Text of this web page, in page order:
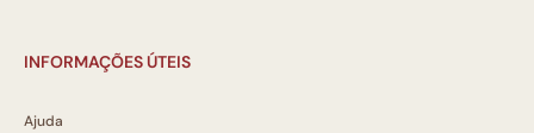
INFORMAÇÕES ÚTEIS
Ajuda